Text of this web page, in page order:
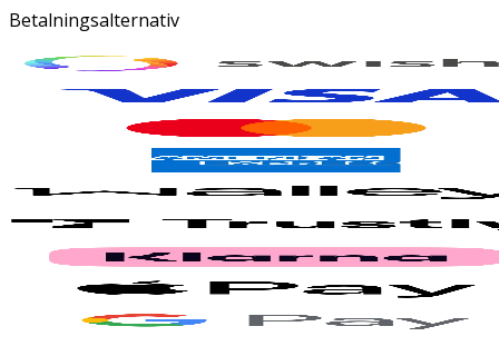
Betalningsalternativ